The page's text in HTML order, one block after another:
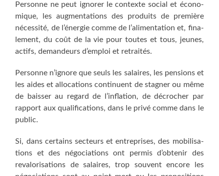
Per­sonne ne peut igno­rer le contexte social et éco­no­
mique, les aug­men­ta­tions des pro­duits de pre­mière
néces­si­té, de l’énergie comme de l’alimentation et, fina­
le­ment, du coût de la vie pour toutes et tous, jeunes,
actifs, deman­deurs d’emploi et retraités.
Per­sonne n’ignore que seuls les salaires, les pen­sions et
les aides et allo­ca­tions conti­nuent de stag­ner ou même
de bais­ser au regard de l’inflation, de décro­cher par
rap­port aux qua­li­fi­ca­tions, dans le pri­vé comme dans le
public.
Si, dans cer­tains sec­teurs et entre­prises, des mobi­li­sa­
tions et des négo­cia­tions ont per­mis d’obtenir des
reva­lo­ri­sa­tions de salaires, trop sou­vent encore les